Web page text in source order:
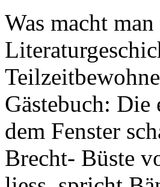
Was macht
Gästebuch:
dem Fenster
Brecht- Büste